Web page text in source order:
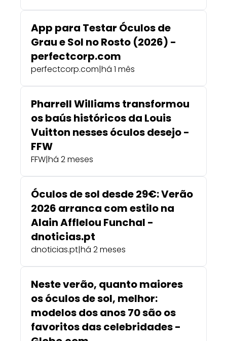
App para Testar Óculos de
Grau e Sol no Rosto (2026) -
perfectcorp.com
perfectcorp.com|há 1 mês
Pharrell Williams transformou
os baús históricos da Louis
Vuitton nesses óculos desejo -
FFW
FFW|há 2 meses
Óculos de sol desde 29€: Verão
2026 arranca com estilo na
Alain Afflelou Funchal -
dnoticias.pt
dnoticias.pt|há 2 meses
Neste verão, quanto maiores
os óculos de sol, melhor:
modelos dos anos 70 são os
favoritos das celebridades -